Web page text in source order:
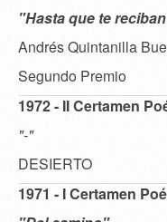
"Hasta que te
Andrés Quintanilla
Segundo Premio
1972 - II Certamen
"-"
DESIERTO
1971 - I Certamen